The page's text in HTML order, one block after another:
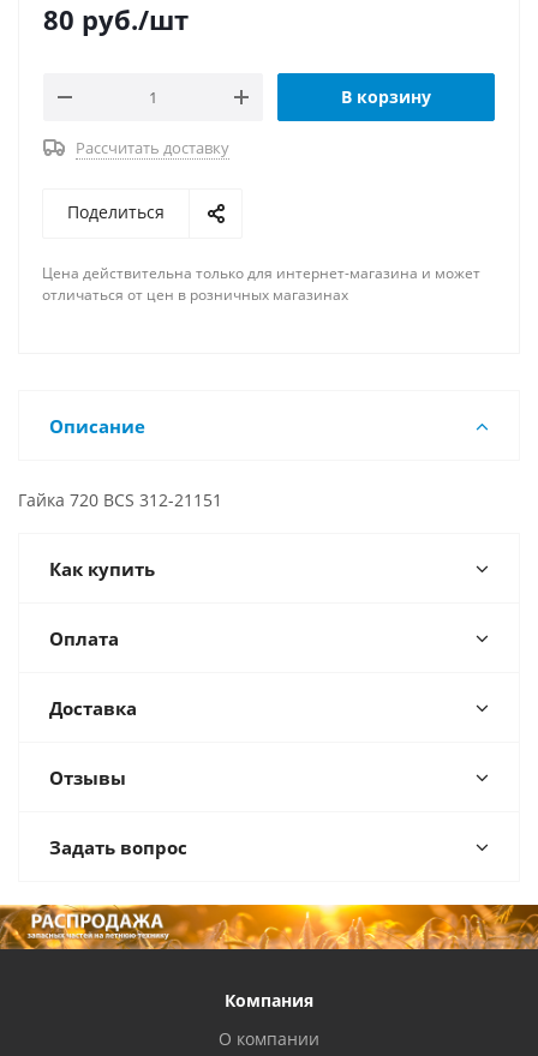
80 руб./шт
В корзину
Рассчитать доставку
Поделиться
Цена действительна только для интернет-магазина и может
отличаться от цен в розничных магазинах
Описание
Гайка 720 BCS 312-21151
Как купить
Оплата
Доставка
Отзывы
Задать вопрос
Компания
О компании